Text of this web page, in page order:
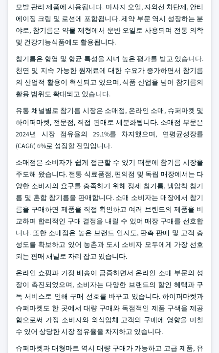
모발 관리 제품에 사용됩니다. 마사지 오일, 자외선 차단제, 안티
에이징 크림 및 로션에 포함됩니다. 제약 부문 역시 성장하는 분
야로, 참기름은 약물 제형에서 운반 오일로 사용되며 전통 의학
및 건강기능식품에도 활용됩니다.
참기름은 항염 및 항균 특성을 지녀 높은 평가를 받고 있습니다.
천연 및 지속 가능한 원재료에 대한 수요가 증가하면서 참기름
의 산업적 활용이 혁신되고 있으며, 식품 산업을 넘어 참기름의
활용 범위도 확대되고 있습니다.
유통 채널별로 참기름 시장은 소매점, 온라인 소매, 슈퍼마켓 및
하이퍼마켓, 전문점, 직접 판매로 세분화됩니다. 소매점 부문은
2024년 시장 점유율의 29.1%를 차지했으며, 연평균성장률
(CAGR) 6%로 성장할 전망입니다.
소매점은 소비자가 쉽게 접근할 수 있기 때문에 참기름 시장을
주도해 왔습니다. 전통 식료품점, 편의점 및 독립 매장에서는 다
양한 소비자의 요구를 충족하기 위해 정제 참기름, 냉압착 참기
름 및 혼합 참기름을 판매합니다. 소매 소비자는 매장에서 참기
름을 구매하면 제품을 직접 확인하고 여러 브랜드의 제품을 비
교하며 합리적인 구매 결정을 내릴 수 있어 매장 구매를 선호합
니다. 또한 소매점은 높은 브랜드 인지도, 판촉 판매 및 고객 충
성도를 확보하고 있어 농촌과 도시 소비자 모두에게 가장 선호
되는 판매 채널로 자리 잡고 있습니다.
온라인 쇼핑과 가정 배송이 급증하면서 온라인 소매 부문의 성
장이 촉진되었으며, 소비자는 다양한 브랜드의 할인 혜택과 구
독 서비스로 인해 구매 선호를 바꾸고 있습니다. 하이퍼마켓과
슈퍼마켓도 한 곳에서 대량 구매와 독점적인 제품 구색을 제공
함으로써 가정 소비자와 외식업체 고객의 구매에 영향을 미칠
수 있어 상당한 시장 점유율을 차지하고 있습니다.
슈퍼마켓과 대형마트 역시 대량 구매가 가능하고 고급 제품, 유